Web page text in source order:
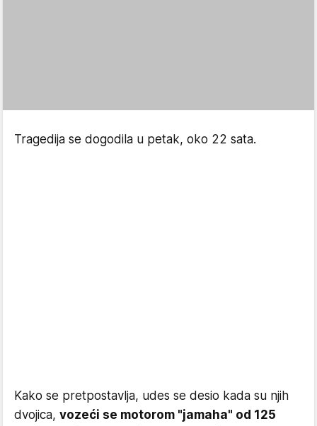
Tragedija se dogodila u petak, oko 22 sata.
Kako se pretpostavlja, udes se desio kada su njih
dvojica, vozeći se motorom "jamaha" od 125